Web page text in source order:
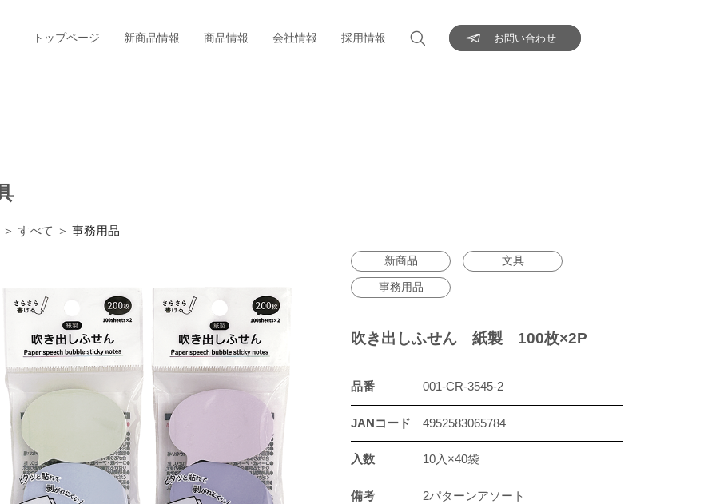
トップページ 新商品情報 商品情報 会社情報 採用情報 お問い合わせ
＞ すべて ＞ 事務用品
新商品 文具
事務用品
吹き出しふせん 紙製 100枚×2P
品番 001-CR-3545-2
JANコード 4952583065784
入数 10入×40袋
備考 2パターンアソート